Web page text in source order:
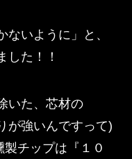
ないように」と、
した！！
いた、芯材の
が強いんですって)
チップは『１０